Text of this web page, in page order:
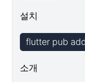
설치
flutter pub
소개